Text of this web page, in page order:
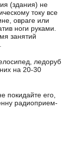
(здания) не
току все
овраге или
ноги руками.
занятий
ледоруб
на 20-30
покидайте его,
радиоприем­